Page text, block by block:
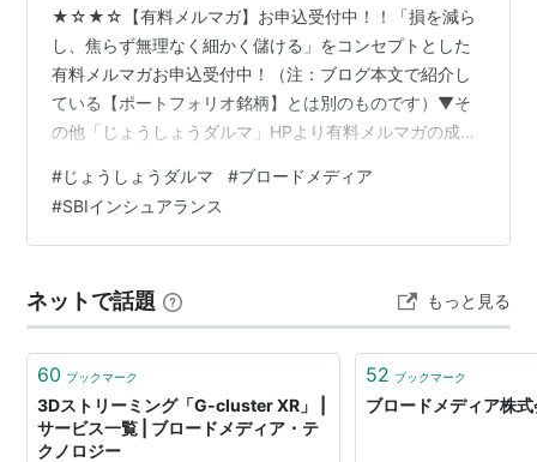
★☆★☆【有料メルマガ】お申込受付中！！「損を減ら
し、焦らず無理なく細かく儲ける」をコンセプトとした
有料メルマガお申込受付中！（注：ブログ本文で紹介し
ている【ポートフォリオ銘柄】とは別のものです）▼そ
の他「じょうしょうダルマ」HPより有料メルマガの成績
ho.ne.jp/joeshow/performance.html１ヶ月当たり４，３
００円～相場が続く限りチャンスはいくらでもありま
す！是非一度お試しください。※リスク・手数料などにつ
い。http://www.ric.hi-ho…
#じょうしょうダルマ #ブロードメディア
#SBIインシュアランス
ネットで話題 もっと見る
60 ブックマーク
3Dストリーミング「G-cluster XR」 |
サービス一覧 | ブロードメディア・テ
クノロジー
52 ブックマーク
ブロードメディア株